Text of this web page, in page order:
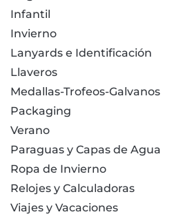
Infantil
Invierno
Lanyards e Identificación
Llaveros
Medallas-Trofeos-Galvanos
Packaging
Verano
Paraguas y Capas de Agua
Ropa de Invierno
Relojes y Calculadoras
Viajes y Vacaciones